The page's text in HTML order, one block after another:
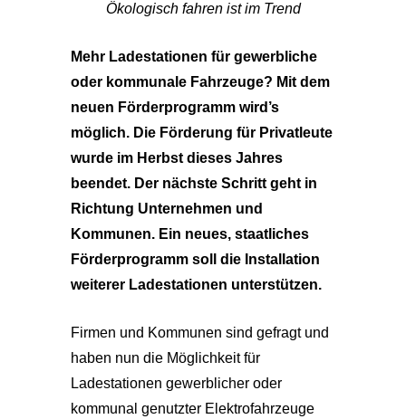
Ökologisch fahren ist im Trend
Mehr Ladestationen für gewerbliche
oder kommunale Fahrzeuge? Mit dem
neuen Förderprogramm wird’s
möglich. Die Förderung für Privatleute
wurde im Herbst dieses Jahres
beendet. Der nächste Schritt geht in
Richtung Unternehmen und
Kommunen. Ein neues, staatliches
Förderprogramm soll die Installation
weiterer Ladestationen unterstützen.
Firmen und Kommunen sind gefragt und
haben nun die Möglichkeit für
Ladestationen gewerblicher oder
kommunal genutzter Elektrofahrzeuge